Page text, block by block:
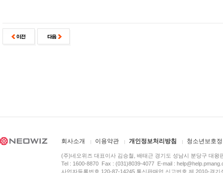
회사소개 이용약관 개인정보처리방침 청소년보호
(주)네오위즈 대표이사 김승철, 배태근 경기도 성남시 분당구 대왕
Tel : 1600-8870 Fax : (031)8039-4077 E-mail :
사업자등록번호 120-87-14245 통신판매업 신고번호 제 2010-경